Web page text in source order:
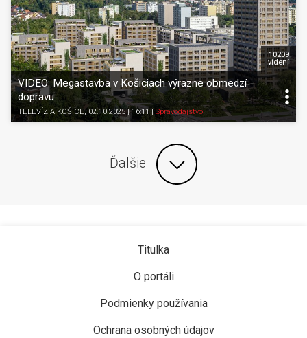
VIDEO: Megastavba v Košiciach výrazne obmedzí
dopravu
TELEVÍZIA KOŠICE, 02.10.2025 | 16:11| Spravodajstvo
10209
videní
Ďalšie
Titulka
O portáli
Podmienky používania
Ochrana osobných údajov